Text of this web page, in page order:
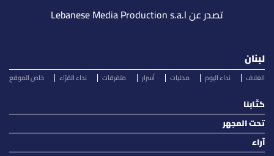
تصدر عن Lebanese Media Production s.a.l
لبنان
الغلاف نداء اليوم محليات أسرار متفرقات نداء القرّاء خاص الموقع
كتّابنا
تحت المجهر
آراء